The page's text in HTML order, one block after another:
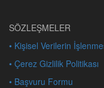
SÖZLEŞMELER
• Kişisel Verilerin
• Çerez Gizlilik Politikası
• Başvuru Formu